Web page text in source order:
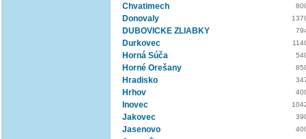
Chvatimech
Donovaly
DUBOVICKE ZLIABKY
Durkovec
Horná Súča
Horné Orešany
Hradisko
Hrhov
Inovec
Jakovec
Jasenovo